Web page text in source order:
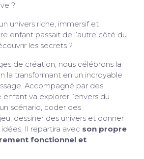
?
univers riche, immersif et
enfant passait de l’autre côté du
les secrets ?
de création, nous célébrons la
la transformant en un incroyable
Accompagné par des
enfant va explorer l’envers du
scénario, coder des
dessiner des univers et donner
Il repartira avec son propre
fonctionnel et